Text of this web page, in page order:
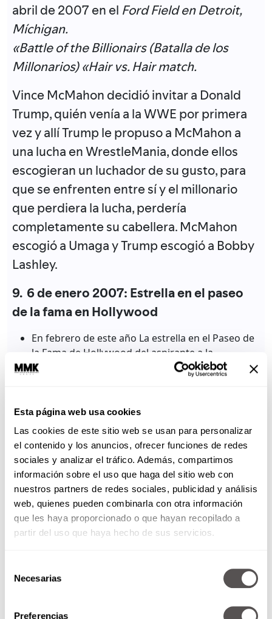
Esta página web usa cookies
Las cookies de este sitio web se usan para personalizar
el contenido y los anuncios, ofrecer funciones de redes
sociales y analizar el tráfico. Además, compartimos
información sobre el uso que haga del sitio web con
nuestros partners de redes sociales, publicidad y análisis
web, quienes pueden combinarla con otra información
que les haya proporcionado o que hayan recopilado a
partir del uso que haya hecho de sus servicios.
Necesarias
Preferencias
abril de 2007 en el Ford Field en Detroit,
Míchigan.
«Battle of the Billionairs (Batalla de los
Millonarios) «Hair vs. Hair match.
Vince McMahon decidió invitar a Donald
Trump, quién venía a la WWE por primera
vez y allí Trump le propuso a McMahon a
una lucha en WrestleMania, donde ellos
escogieran un luchador de su gusto, para
que se enfrenten entre sí y el millonario
que perdiera la lucha, perdería
completamente su cabellera. McMahon
escogió a Umaga y Trump escogió a Bobby
Lashley.
9. 6 de enero 2007: Estrella en el paseo
de la fama en Hollywood
En febrero de este año La estrella en el Paseo de
la Fama de Hollywood del aspirante a la
candidatura republicana Donald Trump
amaneció el pasado viernes con una esvástica
La imagen fue borrada por la Cámara de
Comercio de Hollywood, la organización
encargada del mantenimiento del célebre Paseo
de la Fama.
Una respuesta a sus discursos de odio:
Durante su campaña, Trump ha reiterado su
propuesta de prohibir «temporalmente» la
entrada a Estados Unidos a todos los
«sentido común» y ha prometido que, de ser
presidente, deportará a los 11 millones de
En sus discursos ha prometido levantar un muro